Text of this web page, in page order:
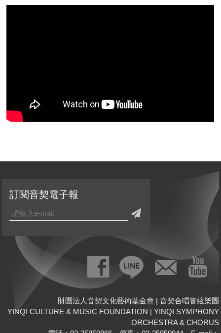
財團法人音契文化藝術基金會 | 音契合唱管絃樂團
YINQI CULTURE & MUSIC FOUNDATION | YINQI SYMPHONY
ORCHESTRA & CHORUS
訂閱音契電子報